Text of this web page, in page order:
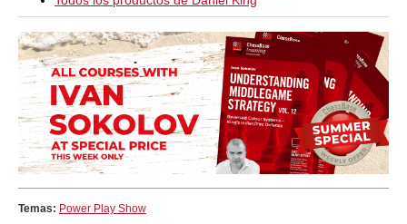
Temas: Power Play Show